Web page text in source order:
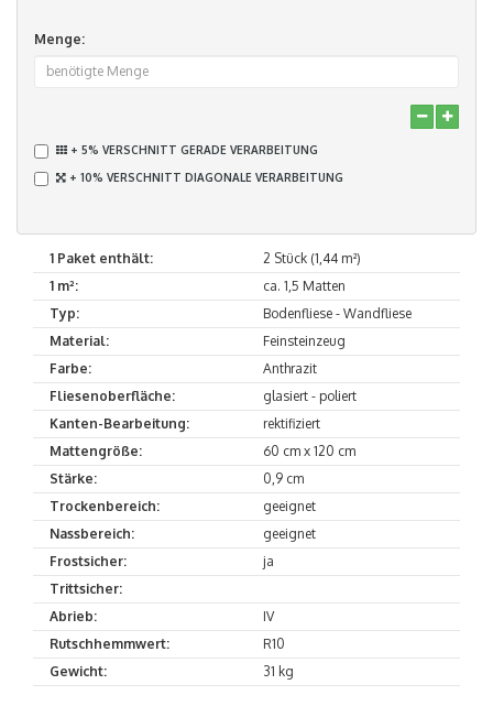
Menge:
+ 5% VERSCHNITT GERADE VERARBEITUNG
+ 10% VERSCHNITT DIAGONALE VERARBEITUNG
1 Paket enthält:
2 Stück (1,44 m²)
1 m²:
ca. 1,5 Matten
Typ:
Bodenfliese - Wandfliese
Material:
Feinsteinzeug
Farbe:
Anthrazit
Fliesenoberfläche:
glasiert - poliert
Kanten-Bearbeitung:
rektifiziert
Mattengröße:
60 cm x 120 cm
Stärke:
0,9 cm
Trockenbereich:
geeignet
Nassbereich:
geeignet
Frostsicher:
ja
Trittsicher:
Abrieb:
IV
Rutschhemmwert:
R10
Gewicht:
31 kg